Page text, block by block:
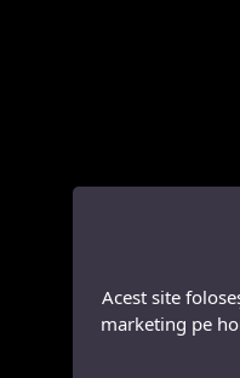
Acest site
marketing pe